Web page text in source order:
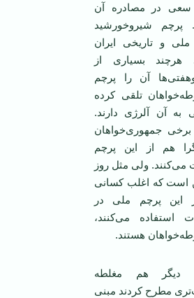
سعی در مصادره آن
پرچم شیروخورشید
ملی و تاریخی ایران
هرچند بسیاری از
آن را پرچم
تلقی کرده
به آن آلرژی دارند.
جمهوری‌خواهان
هم از این پرچم
می‌کنند. ولی مثل روز
است که اغلب کسانی
این پرچم ملی در
استفاده می‌کنند،
هستند.
دیگر هم مغلطه
مطرح کردند مبنی